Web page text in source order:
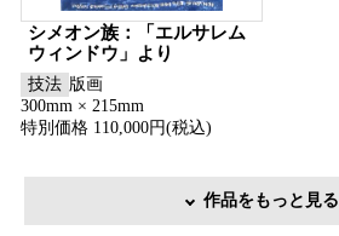
シメオン族：「エルサレム
ウィンドウ」より
技法 版画
300mm × 215mm
特別価格 110,000円(税込)
作品をもっと見る